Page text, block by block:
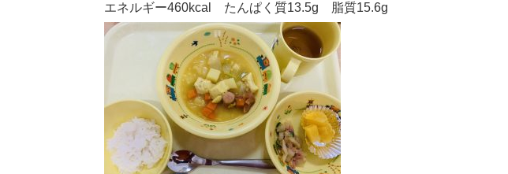
エネルギー460kcal たんぱく質13.5g 脂質15.6g